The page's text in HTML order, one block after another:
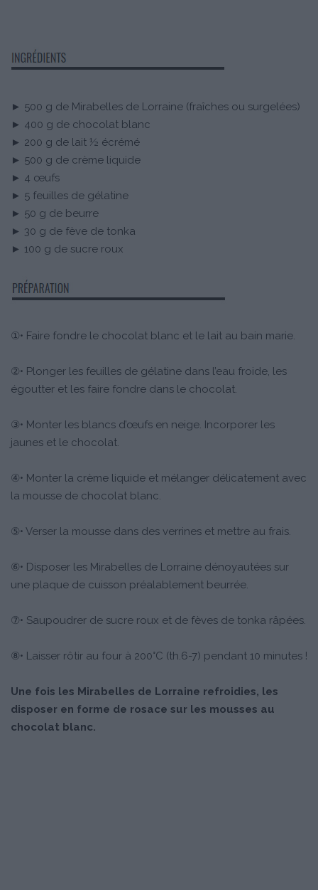
► 500 g de Mirabelles de Lorraine (fraîches ou surgelées)
► 400 g de chocolat blanc
► 200 g de lait ½ écrémé
► 500 g de crème liquide
► 4 œufs
► 5 feuilles de gélatine
► 50 g de beurre
► 30 g de fève de tonka
► 100 g de sucre roux
①• Faire fondre le chocolat blanc et le lait au bain marie.
②• Plonger les feuilles de gélatine dans l’eau froide, les
égoutter et les faire fondre dans le chocolat.
③• Monter les blancs d’œufs en neige. Incorporer les
jaunes et le chocolat.
④• Monter la crème liquide et mélanger délicatement avec
la mousse de chocolat blanc.
⑤• Verser la mousse dans des verrines et mettre au frais.
⑥• Disposer les Mirabelles de Lorraine dénoyautées sur
une plaque de cuisson préalablement beurrée.
⑦• Saupoudrer de sucre roux et de fèves de tonka râpées.
⑧• Laisser rôtir au four à 200°C (th.6-7) pendant 10 minutes !
Une fois les Mirabelles de Lorraine refroidies, les
disposer en forme de rosace sur les mousses au
chocolat blanc.